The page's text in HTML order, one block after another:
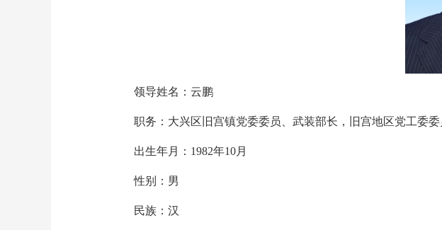
领导姓名：云鹏
职务：大兴区旧宫镇党委委员、武装部长，旧宫地区党工委委
出生年月：1982年10月
性别：男
民族：汉